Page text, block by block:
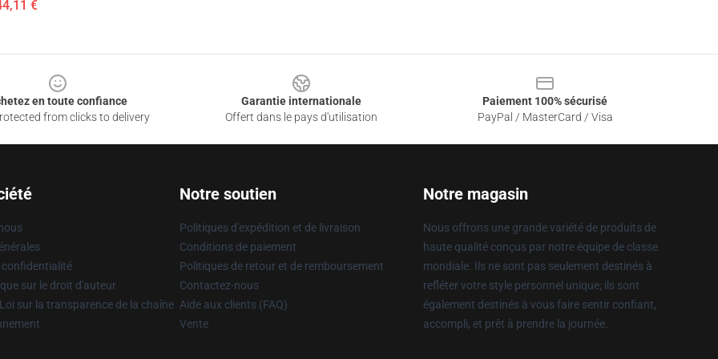
€
en toute confiance
from clicks to delivery
Garantie internationale
Offert dans le pays d'utilisation
Paiement 100% sécurisé
PayPal / MasterCard / Visa
confidentialité
sur le droit d'auteur
sur la transparence de la chaîne
Notre soutien
Politiques d'expédition et de livraison
Conditions de paiement
Politiques de retour et de remboursement
Contactez-nous
Aide aux clients (FAQ)
Vente
Notre magasin
Nous offrons une grande variété de produits de
haute qualité conçus par notre équipe de classe
mondiale. Ils ne sont pas seulement destinés à
refléter votre style personnel unique; ils sont
également destinés à vous faire sentir confiant,
accompli, et prêt à prendre la journée.